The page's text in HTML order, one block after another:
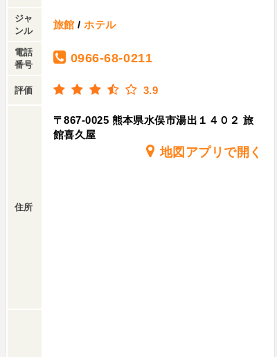
さい。温泉は最高でした。
ジャ
ンル
旅館 /ホテル
電話
番号
0966-68-0211
評価 3.9
住所
〒867-0025 熊本県水俣市湯出１４０２ 旅
館喜久屋
地図アプリで開く